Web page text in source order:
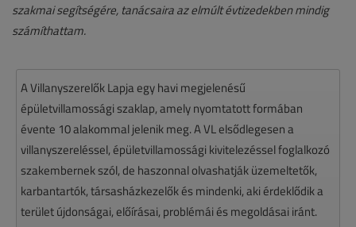
szakmai segítségére, tanácsaira az elmúlt évtizedekben mindig
számíthattam.
A Villanyszerelők Lapja egy havi megjelenésű
épületvillamossági szaklap, amely nyomtatott formában
évente 10 alakommal jelenik meg. A VL elsődlegesen a
villanyszereléssel, épületvillamossági kivitelezéssel foglalkozó
szakembernek szól, de haszonnal olvashatják üzemeltetők,
karbantartók, társasházkezelők és mindenki, aki érdeklődik a
terület újdonságai, előírásai, problémái és megoldásai iránt.